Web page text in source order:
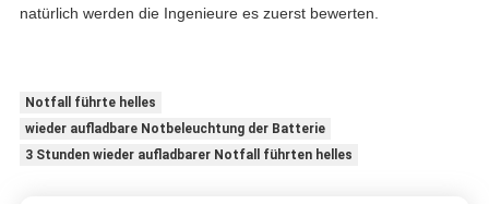
natürlich werden die Ingenieure es zuerst bewerten.
Notfall führte helles
wieder aufladbare Notbeleuchtung der Batterie
3 Stunden wieder aufladbarer Notfall führten helles